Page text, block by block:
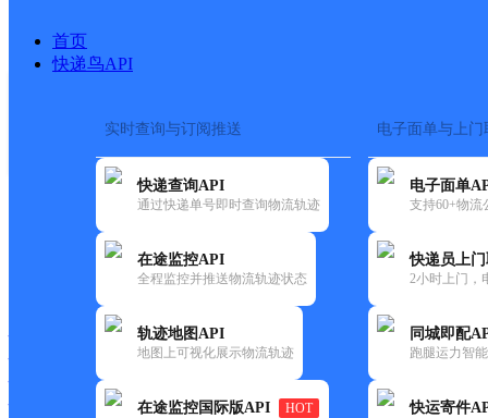
首页
快递鸟API
实时查询与订阅推送
快递查询API
通过快递单号即时查询物流轨迹
在途监控API
全程监控并推送物流轨迹状态
轨迹地图API
地图上可视化展示物流轨迹
在途监控国际版API
HOT
电子面单与上门
电子面单
支持60+物流
快递员上
2小时上门，
同城即配
跑腿运力智
快运寄件
快递大全> 快递网
快运大全 快递时效